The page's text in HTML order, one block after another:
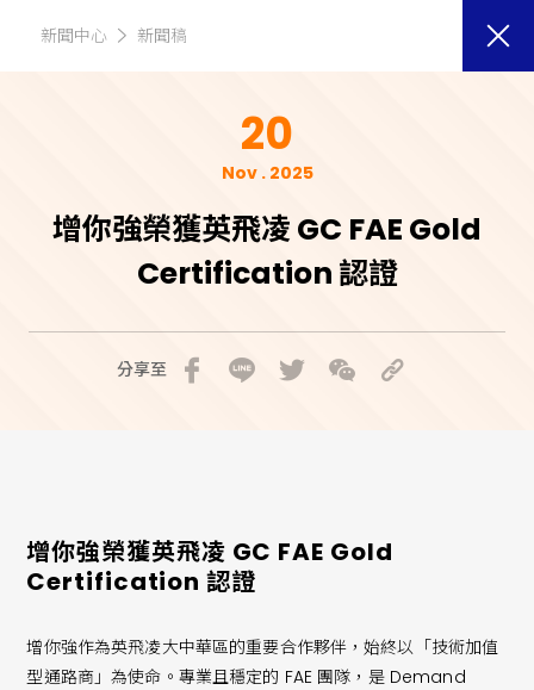
新聞中心 新聞稿
20
Nov . 2025
增你強榮獲英飛凌 GC FAE Gold
Certification 認證
分享至
增你強榮獲英飛凌 GC FAE Gold
Certification 認證
增你強作為英飛凌大中華區的重要合作夥伴，始終以「技術加值
型通路商」為使命。專業且穩定的 FAE 團隊，是 Demand